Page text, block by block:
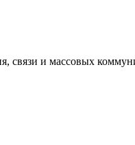
связи и массовых